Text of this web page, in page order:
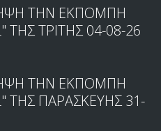
ΤΗΝ ΕΚΠΟΜΠΗ
ΤΗΣ ΤΡΙΤΗΣ 04-08-26
ΤΗΝ ΕΚΠΟΜΠΗ
ΤΗΣ ΠΑΡΑΣΚΕΥΗΣ 31-